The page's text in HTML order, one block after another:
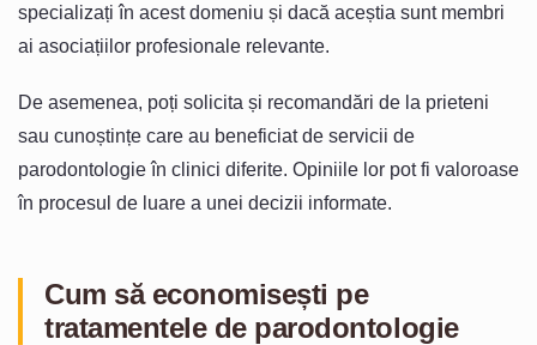
specializați în acest domeniu și dacă aceștia sunt membri
ai asociațiilor profesionale relevante.
De asemenea, poți solicita și recomandări de la prieteni
sau cunoștințe care au beneficiat de servicii de
parodontologie în clinici diferite. Opiniile lor pot fi valoroase
în procesul de luare a unei decizii informate.
Cum să economisești pe
tratamentele de parodontologie